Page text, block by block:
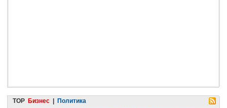
TOP Бизнес | Политика